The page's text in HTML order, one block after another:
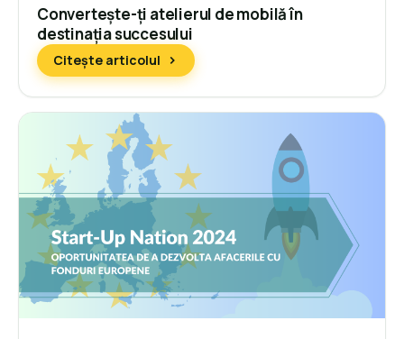
Convertește-ți atelierul de mobilă în
destinația succesului
Citește articolul